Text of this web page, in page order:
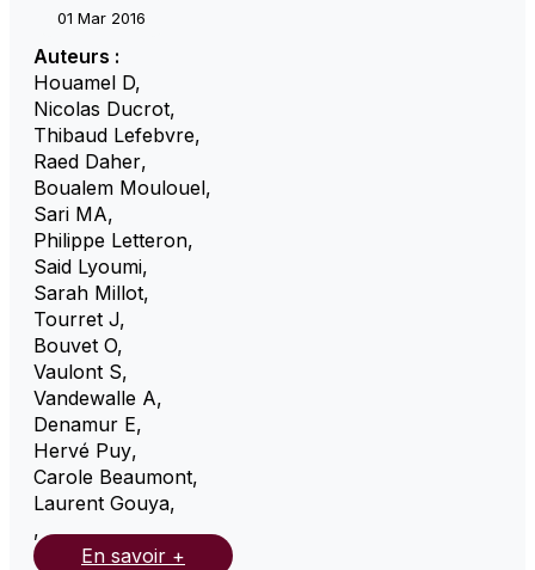
01 Mar 2016
Auteurs :
Houamel D,
Nicolas Ducrot,
Thibaud Lefebvre,
Raed Daher,
Boualem Moulouel,
Sari MA,
Philippe Letteron,
Said Lyoumi,
Sarah Millot,
Tourret J,
Bouvet O,
Vaulont S,
Vandewalle A,
Denamur E,
Hervé Puy,
Carole Beaumont,
Laurent Gouya,
,
En savoir +